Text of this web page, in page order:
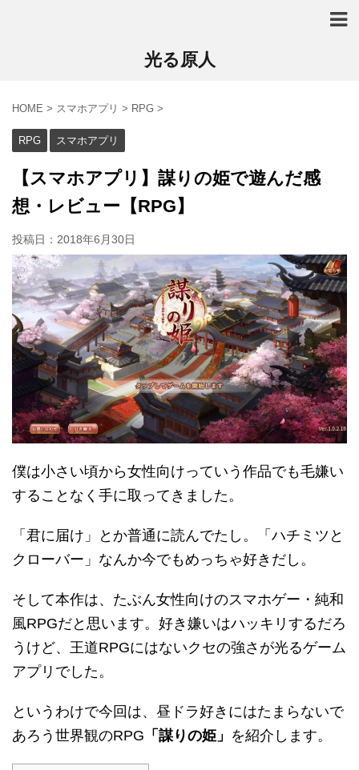
光る原人
HOME > スマホアプリ > RPG >
RPG スマホアプリ
【スマホアプリ】謀りの姫で遊んだ感
想・レビュー【RPG】
投稿日： 2018年6月30日
僕は小さい頃から女性向けっていう作品でも毛嫌い
することなく手に取ってきました。
「君に届け」とか普通に読んでたし。「ハチミツと
クローバー」なんか今でもめっちゃ好きだし。
そして本作は、たぶん女性向けのスマホゲー・純和
風RPGだと思います。好き嫌いはハッキリするだろ
うけど、王道RPGにはないクセの強さが光るゲーム
アプリでした。
というわけで今回は、昼ドラ好きにはたまらないで
あろう世界観のRPG 「謀りの姫」 を紹介します。